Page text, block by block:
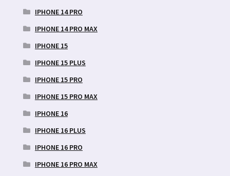
IPHONE 14 PRO
IPHONE 14 PRO MAX
IPHONE 15
IPHONE 15 PLUS
IPHONE 15 PRO
IPHONE 15 PRO MAX
IPHONE 16
IPHONE 16 PLUS
IPHONE 16 PRO
IPHONE 16 PRO MAX